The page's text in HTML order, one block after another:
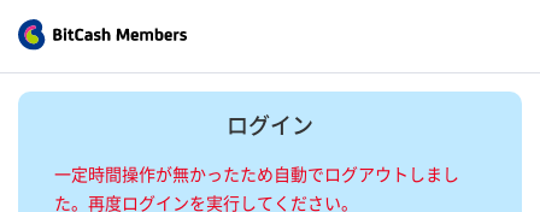
ログイン
一定時間操作が無かったため自動でログアウトしまし
た。再度ログインを実行してください。